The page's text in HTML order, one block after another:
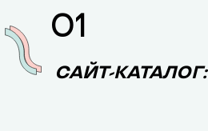
01
САЙТ-КАТАЛОГ: